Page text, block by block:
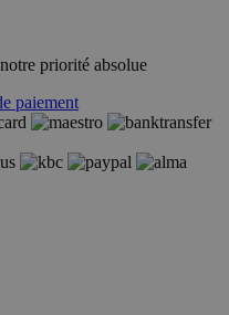
priorité absolue
paiement